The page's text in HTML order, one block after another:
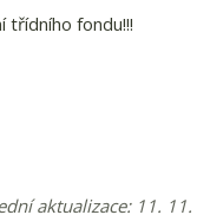
třídního fondu​!!!
aktualizace: 11. 11.